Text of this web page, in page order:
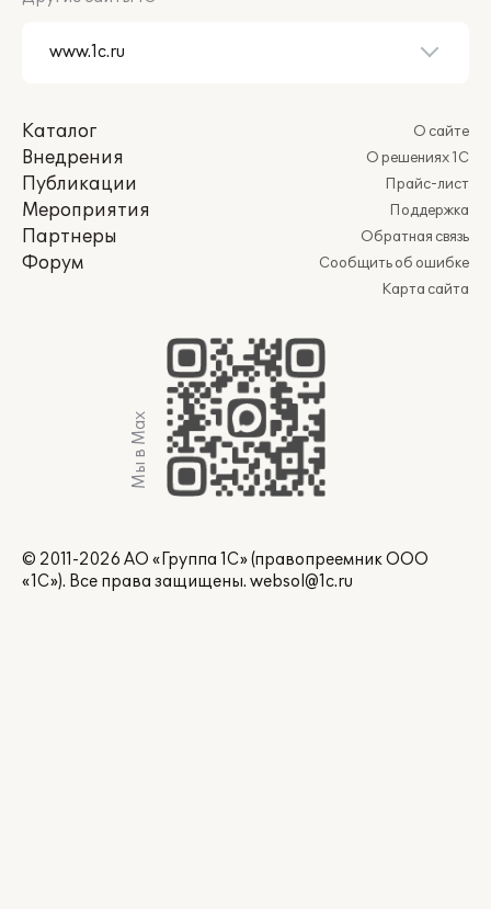
Каталог
Внедрения
Публикации
Мероприятия
Партнеры
Форум
О сайте
О решениях 1С
Прайс-лист
Поддержка
Обратная связь
Сообщить об ошибке
Карта сайта
Мы в Max
© 2011-2026 АО «Группа 1С» (правопреемник ООО
«1С»). Все права защищены. websol@1c.ru